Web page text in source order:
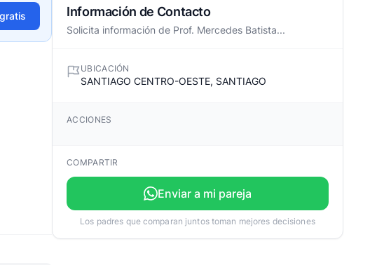
Información de Contacto
Solicita información de Prof. Mercedes Batista...
UBICACIÓN
SANTIAGO CENTRO-OESTE, SANTIAGO
ACCIONES
COMPARTIR
Enviar a mi pareja
Los padres que comparan juntos toman mejores decisiones